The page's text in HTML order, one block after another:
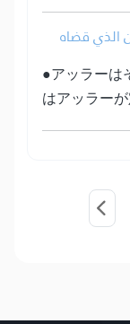
الذي قضاه
●アッラーは
はアッラー